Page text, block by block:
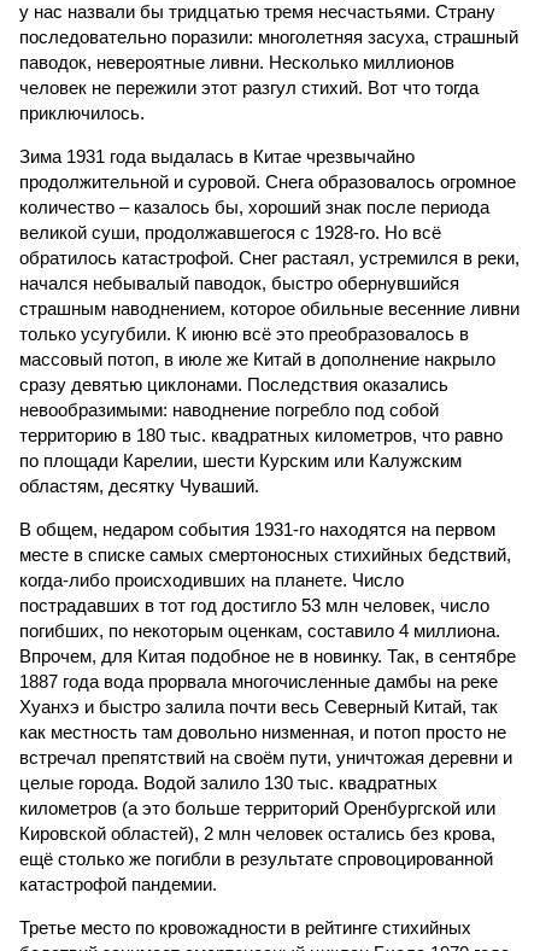
у нас назвали бы тридцатью тремя несчастьями. Страну
последовательно поразили: многолетняя засуха, страшный
паводок, невероятные ливни. Несколько миллионов
человек не пережили этот разгул стихий. Вот что тогда
приключилось.
Зима 1931 года выдалась в Китае чрезвычайно
продолжительной и суровой. Снега образовалось огромное
количество – казалось бы, хороший знак после периода
великой суши, продолжавшегося с 1928-го. Но всё
обратилось катастрофой. Снег растаял, устремился в реки,
начался небывалый паводок, быстро обернувшийся
страшным наводнением, которое обильные весенние ливни
только усугубили. К июню всё это преобразовалось в
массовый потоп, в июле же Китай в дополнение накрыло
сразу девятью циклонами. Последствия оказались
невообразимыми: наводнение погребло под собой
территорию в 180 тыс. квадратных километров, что равно
по площади Карелии, шести Курским или Калужским
областям, десятку Чуваший.
В общем, недаром события 1931-го находятся на первом
месте в списке самых смертоносных стихийных бедствий,
когда-либо происходивших на планете. Число
пострадавших в тот год достигло 53 млн человек, число
погибших, по некоторым оценкам, составило 4 миллиона.
Впрочем, для Китая подобное не в новинку. Так, в сентябре
1887 года вода прорвала многочисленные дамбы на реке
Хуанхэ и быстро залила почти весь Северный Китай, так
как местность там довольно низменная, и потоп просто не
встречал препятствий на своём пути, уничтожая деревни и
целые города. Водой залило 130 тыс. квадратных
километров (а это больше территорий Оренбургской или
Кировской областей), 2 млн человек остались без крова,
ещё столько же погибли в результате спровоцированной
катастрофой пандемии.
Третье место по кровожадности в рейтинге стихийных